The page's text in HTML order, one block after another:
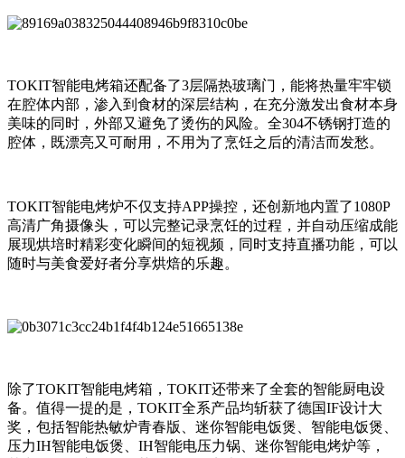
TOKIT智能电烤箱还配备了3层隔热玻璃门，能将热量牢牢锁
在腔体内部，渗入到食材的深层结构，在充分激发出食材本身
美味的同时，外部又避免了烫伤的风险。全304不锈钢打造的
腔体，既漂亮又可耐用，不用为了烹饪之后的清洁而发愁。
TOKIT智能电烤炉不仅支持APP操控，还创新地内置了1080P
高清广角摄像头，可以完整记录烹饪的过程，并自动压缩成能
展现烘培时精彩变化瞬间的短视频，同时支持直播功能，可以
随时与美食爱好者分享烘焙的乐趣。
除了TOKIT智能电烤箱，TOKIT还带来了全套的智能厨电设
备。值得一提的是，TOKIT全系产品均斩获了德国IF设计大
奖，包括智能热敏炉青春版、迷你智能电饭煲、智能电饭煲、
压力IH智能电饭煲、IH智能电压力锅、迷你智能电烤炉等，